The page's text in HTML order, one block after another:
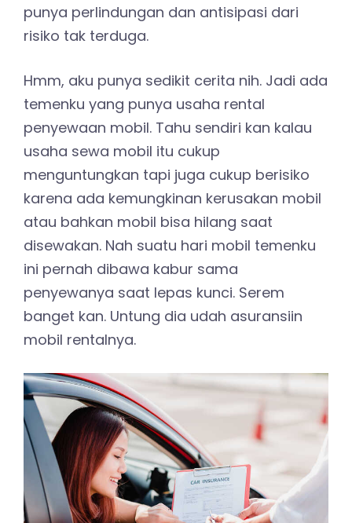
punya perlindungan dan antisipasi dari
risiko tak terduga.
Hmm, aku punya sedikit cerita nih. Jadi ada
temenku yang punya usaha rental
penyewaan mobil. Tahu sendiri kan kalau
usaha sewa mobil itu cukup
menguntungkan tapi juga cukup berisiko
karena ada kemungkinan kerusakan mobil
atau bahkan mobil bisa hilang saat
disewakan. Nah suatu hari mobil temenku
ini pernah dibawa kabur sama
penyewanya saat lepas kunci. Serem
banget kan. Untung dia udah asuransiin
mobil rentalnya.